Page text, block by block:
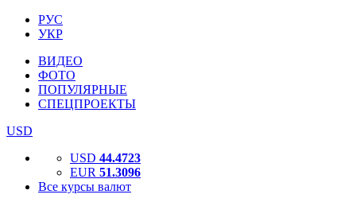
РУС
УКР
ВИДЕО
ФОТО
ПОПУЛЯРНЫЕ
СПЕЦПРОЕКТЫ
USD
USD 44.4723
EUR 51.3096
Все курсы валют